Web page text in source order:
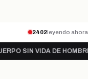
2402leyendo ahora
SIN VIDA DE HOMBRE